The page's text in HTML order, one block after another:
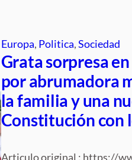
Europa, Politica, Sociedad
Grata sorpresa
por abrumadora
la familia y una
Constitución con
Articulo original : https://